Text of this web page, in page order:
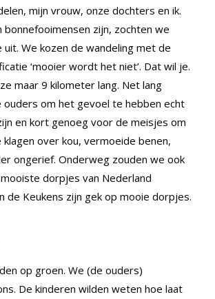
mijn vrouw, onze dochters en ik.
zijn, zochten we
uit. We kozen de wandeling met de
‘mooier wordt het niet’. Dat wil je.
maar 9 kilometer lang. Net lang
ouders om het gevoel te hebben echt
en kort genoeg voor de meisjes om
over kou, vermoeide benen,
ongerief. Onderweg zouden we ook
dorpjes van Nederland
de Keukens zijn gek op mooie dorpjes.
op groen. We (de ouders)
De kinderen wilden weten hoe laat